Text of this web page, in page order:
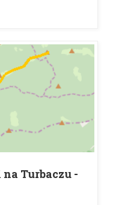
Turbaczu -